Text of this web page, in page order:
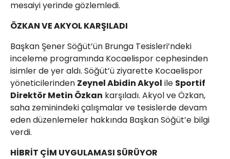
mesaiyi yerinde gözlemledi.
ÖZKAN VE AKYOL KARŞILADI
Başkan Şener Söğüt’ün Brunga Tesisleri’ndeki
inceleme programında Kocaelispor cephesinden
isimler de yer aldı. Söğüt’ü ziyarette Kocaelispor
yöneticilerinden Zeynel Abidin Akyol ile Sportif
Direktör Metin Özkan karşıladı. Akyol ve Özkan,
saha zeminindeki çalışmalar ve tesislerde devam
eden düzenlemeler hakkında Başkan Söğüt’e bilgi
verdi.
HİBRİT ÇİM UYGULAMASI SÜRÜYOR